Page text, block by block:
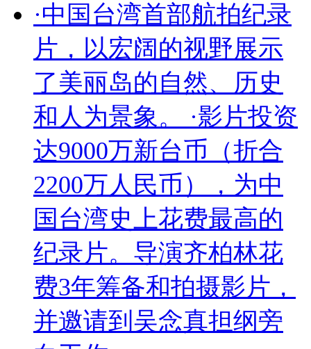
·中国台湾首部航拍纪录
片，以宏阔的视野展示
了美丽岛的自然、历史
和人为景象。 ·影片投资
达9000万新台币（折合
2200万人民币），为中
国台湾史上花费最高的
纪录片。导演齐柏林花
费3年筹备和拍摄影片，
并邀请到吴念真担纲旁